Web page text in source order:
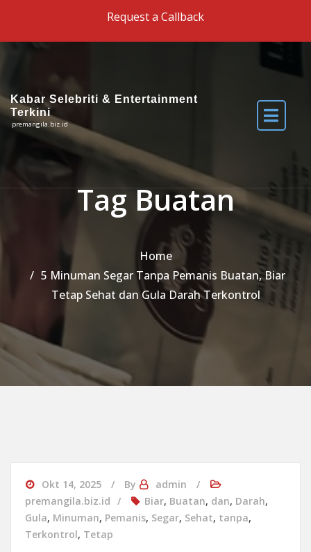
Request a Callback
Kabar Selebriti & Entertainment
Terkini
premangila.biz.id
Tag Buatan
Home
5 Minuman Segar Tanpa Pemanis Buatan, Biar
Tetap Sehat dan Gula Darah Terkontrol
Okt 14, 2025 By
admin
premangila.biz.id
Biar, Buatan, dan, Darah,
Gula, Minuman, Pemanis, Segar, Sehat, tanpa,
Terkontrol, Tetap